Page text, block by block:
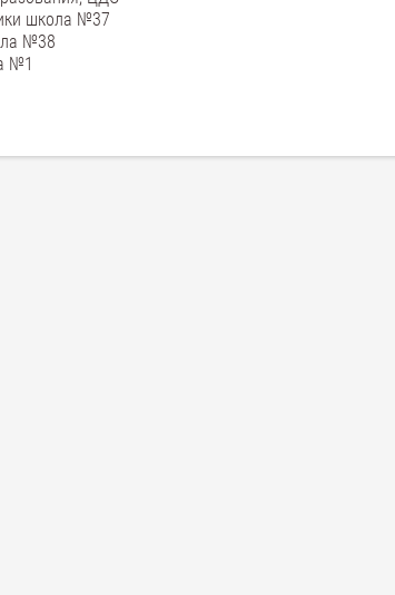
школа №37
№38
№1